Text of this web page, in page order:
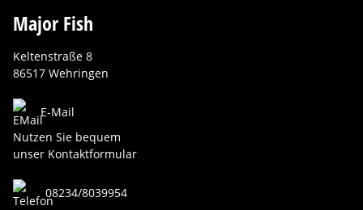
Major Fish
Keltenstraße 8
86517 Wehringen
E-Mail
Nutzen Sie bequem
unser Kontaktformular
08234/8039954